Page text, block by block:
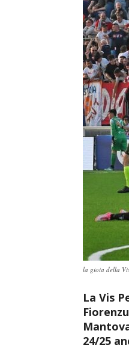
la gioia della
La Vis
24/25